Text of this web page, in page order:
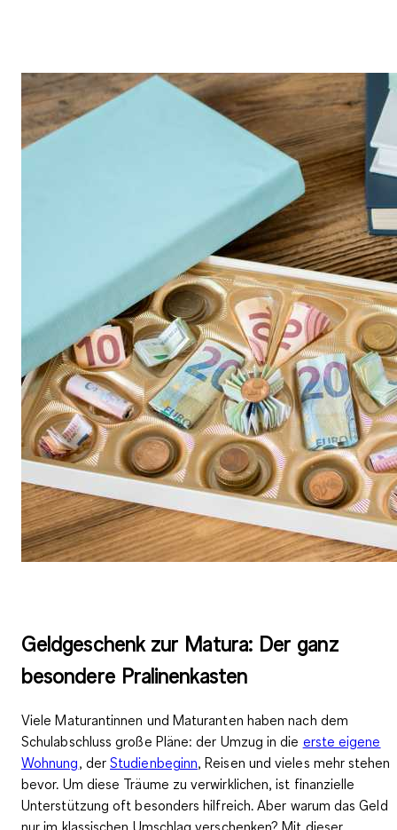
Geldgeschenk zur Matura: Der ganz
besondere Pralinenkasten
Viele Maturantinnen und Maturanten haben nach dem
Schulabschluss große Pläne: der Umzug in die erste eigene
Wohnung, derStudienbeginn, Reisen und vieles mehr stehen
bevor. Um diese Träume zu verwirklichen, ist finanzielle
Unterstützung oft besonders hilfreich. Aber warum das Geld